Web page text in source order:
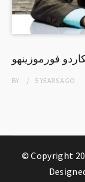
فورموزينهو
BY 5 YEARSAGO
© Copyright